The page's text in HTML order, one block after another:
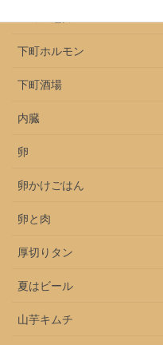
下町ホルモン
下町酒場
内臓
卵
卵かけごはん
卵と肉
厚切りタン
夏はビール
山芋キムチ